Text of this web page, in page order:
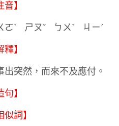
音】
ㄛˋ ㄕㄡˇ ㄅㄨˋ ㄐ
釋】
出突然，而來不及應付。
句】
似詞】